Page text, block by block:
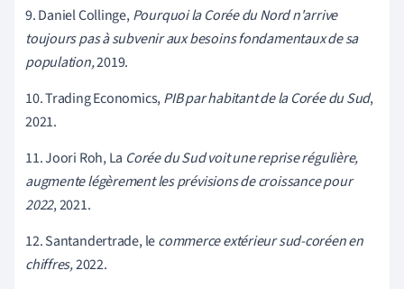
9. Daniel Collinge,Pourquoi la Corée du Nord n'arrive
toujours pas à subvenir aux besoins fondamentaux de sa
population,2019.
10. Trading Economics,PIB par habitant de la Corée du Sud,
2021.
11. Joori Roh, La Corée du Sud voit une reprise régulière,
augmente légèrement les prévisions de croissance pour
2022, 2021.
12. Santandertrade, lecommerce extérieur sud-coréen en
chiffres,2022.